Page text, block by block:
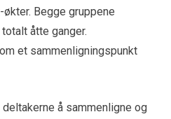
Begge gruppene
åtte ganger.
et sammenligningspunkt
å sammenligne og